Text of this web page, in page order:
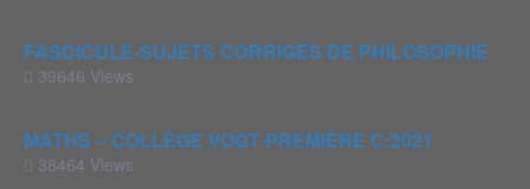
FASCICULE-SUJETS CORRIGÉS DE PHILOSOPHIE
39646 Views
MATHS – COLLÈGE VOGT PREMIÈRE C:2021
38464 Views